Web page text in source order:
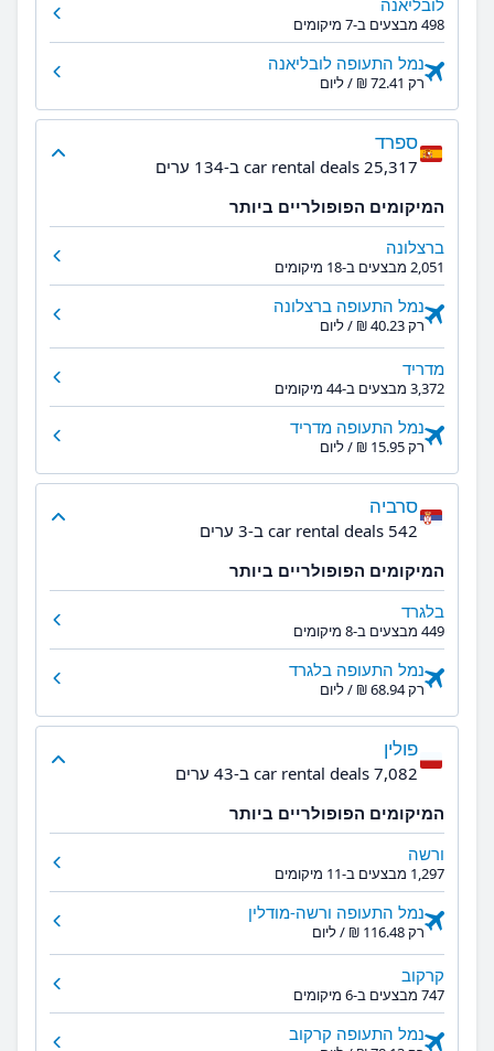
לובליאנה
498 מבצעים ב-7 מיקומים
נמל התעופה לובליאנה
רק ‏72.41 ‏₪ / ליום
ספרד
25,317 car rental deals ב-134 ערים
המיקומים הפופולריים ביותר
ברצלונה
2,051 מבצעים ב-18 מיקומים
נמל התעופה ברצלונה
רק ‏40.23 ‏₪ / ליום
מדריד
3,372 מבצעים ב-44 מיקומים
נמל התעופה מדריד
רק ‏15.95 ‏₪ / ליום
סרביה
542 car rental deals ב-3 ערים
המיקומים הפופולריים ביותר
בלגרד
449 מבצעים ב-8 מיקומים
נמל התעופה בלגרד
רק ‏68.94 ‏₪ / ליום
פולין
7,082 car rental deals ב-43 ערים
המיקומים הפופולריים ביותר
ורשה
1,297 מבצעים ב-11 מיקומים
נמל התעופה ורשה-מודלין
רק ‏116.48 ‏₪ / ליום
קרקוב
747 מבצעים ב-6 מיקומים
נמל התעופה קרקוב